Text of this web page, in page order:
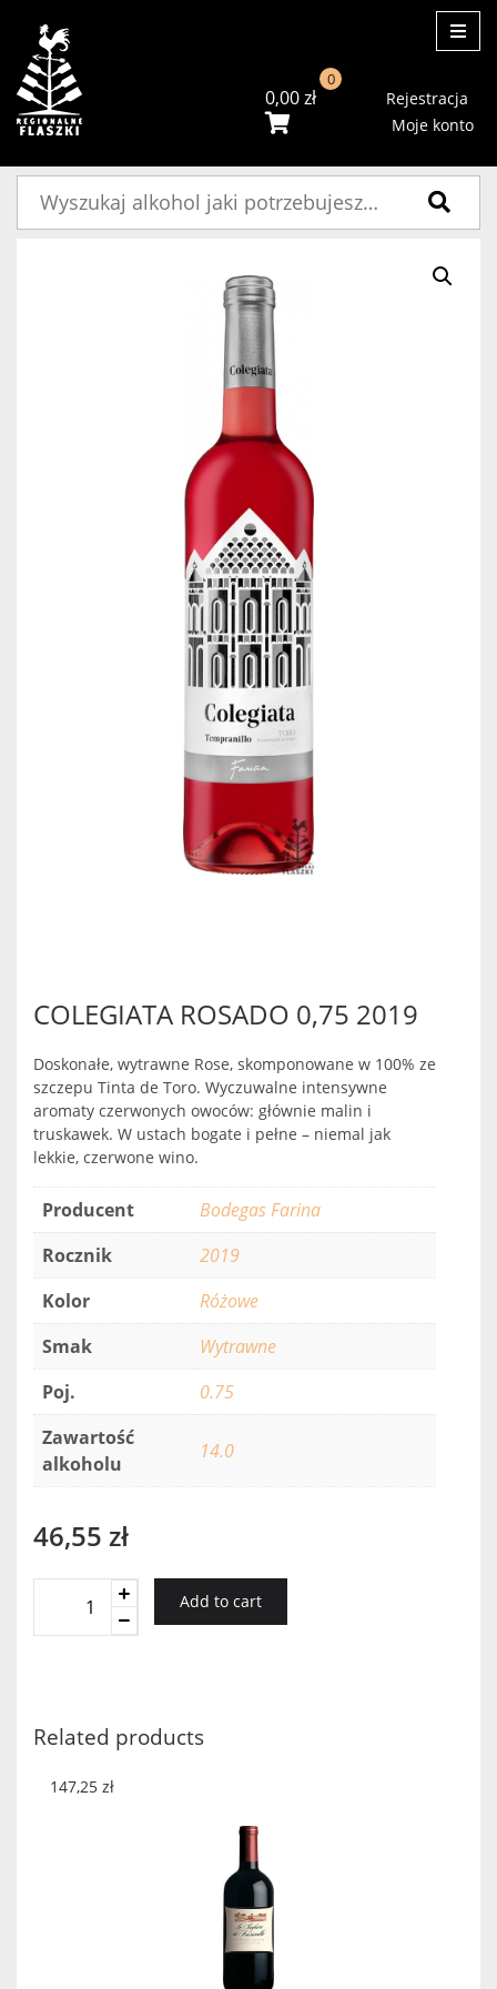
0,00zł
0
Rejestracja
Moje konto
COLEGIATA ROSADO 0,75 2019
Doskonałe, wytrawne Rose, skomponowane w 100% ze
szczepu Tinta de Toro. Wyczuwalne intensywne
aromaty czerwonych owoców: głównie malin i
truskawek. W ustach bogate i pełne – niemal jak
lekkie, czerwone wino.
Producent
Bodegas Farina
Rocznik
2019
Kolor
Różowe
Smak
Wytrawne
Poj.
0.75
Zawartość
alkoholu
14.0
46,55 zł
COLEGIATA
ROSADO
Add to cart
Related products
147,25 zł